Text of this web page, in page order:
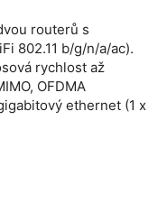
routerů s
802.11 b/g/n/a/ac).
rychlost až
OFDMA
ethernet (1 x